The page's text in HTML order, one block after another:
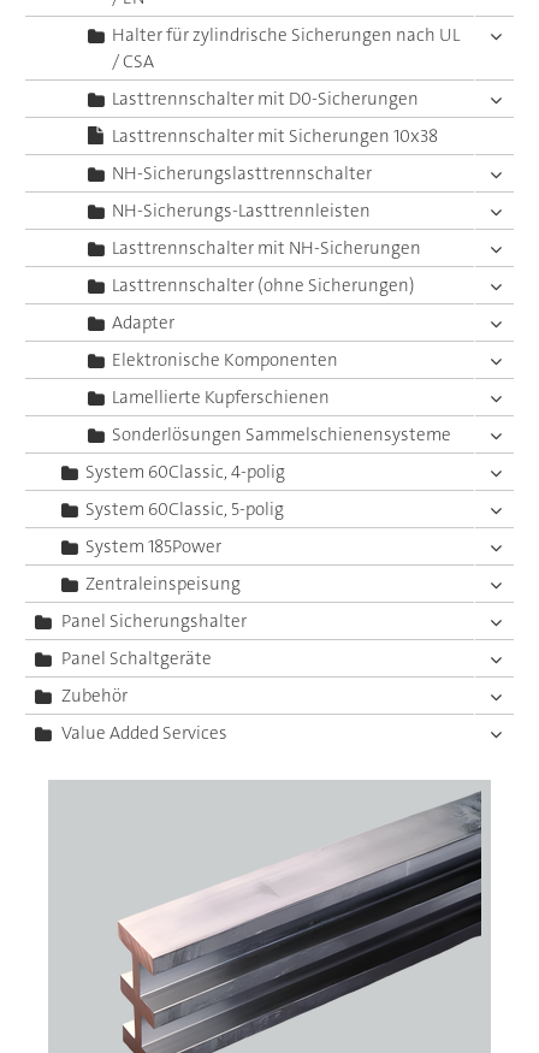
Halter für zylindrische Sicherungen nach UL
/ CSA
Lasttrennschalter mit D0-Sicherungen
Lasttrennschalter mit Sicherungen 10x38
NH-Sicherungslasttrennschalter
NH-Sicherungs-Lasttrennleisten
Lasttrennschalter mit NH-Sicherungen
Lasttrennschalter (ohne Sicherungen)
Adapter
Elektronische Komponenten
Lamellierte Kupferschienen
Sonderlösungen Sammelschienensysteme
System 60Classic, 4-polig
System 60Classic, 5-polig
System 185Power
Zentraleinspeisung
Panel Sicherungshalter
Panel Schaltgeräte
Zubehör
Value Added Services